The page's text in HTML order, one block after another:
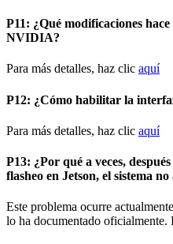
P11: ¿Qué modificaciones
NVIDIA?
Para más detalles, haz clic aquí
P12: ¿Cómo habilitar la
Para más detalles, haz clic aquí
P13: ¿Por qué a veces,
flasheo en Jetson, el sistema
Este problema ocurre
lo ha documentado oficialmente.